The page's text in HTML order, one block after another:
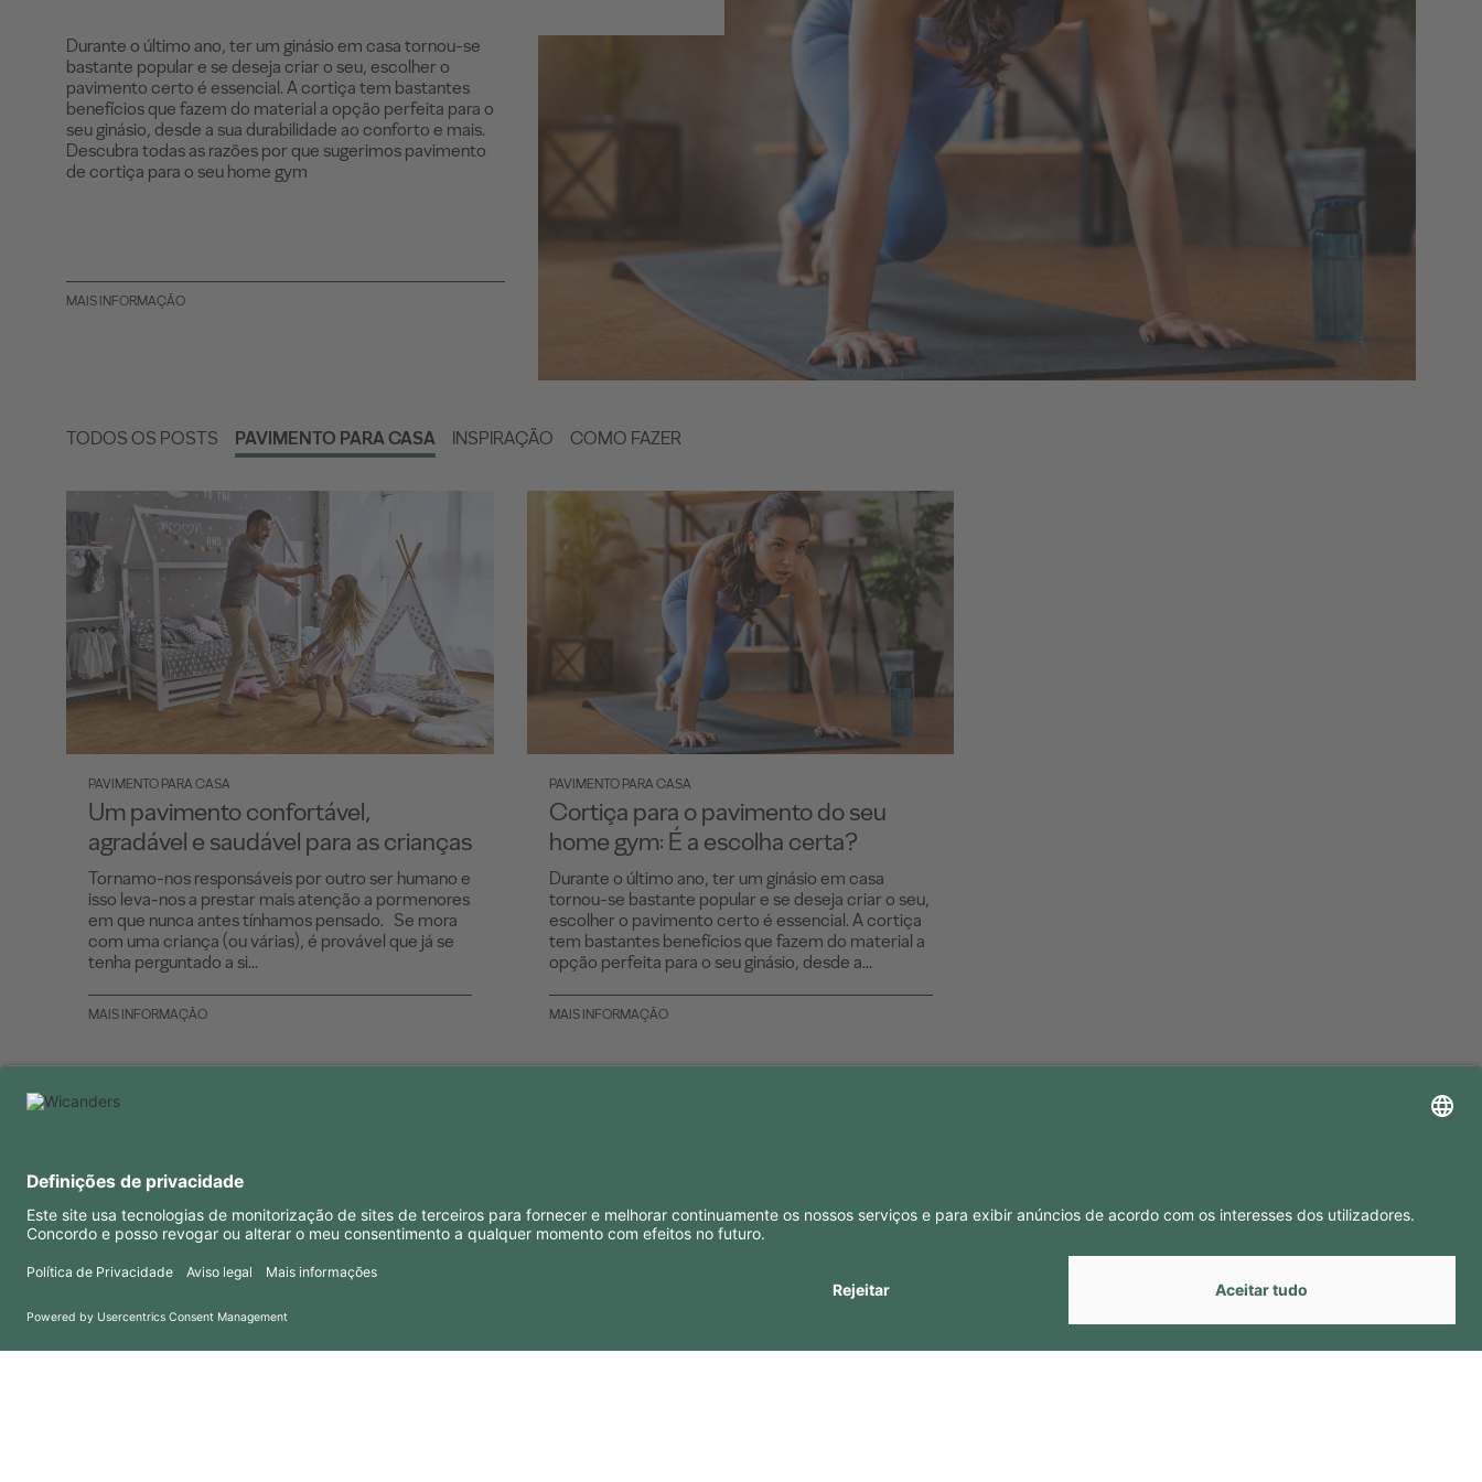
Durante o último ano, ter um ginásio em casa tornou-se
bastante popular e se deseja criar o seu, escolher o
pavimento certo é essencial. A cortiça tem bastantes
benefícios que fazem do material a opção perfeita para o
seu ginásio, desde a sua durabilidade ao conforto e mais.
Descubra todas as razões por que sugerimos pavimento
de cortiça para o seu home gym
MAIS INFORMAÇÃO
TODOS OS POSTS PAVIMENTO PARA CASA INSPIRAÇÃO COMO FAZER
PAVIMENTO PARA CASA
Um pavimento confortável,
agradável e saudável para as crianças
Tornamo-nos responsáveis por outro ser humano e
isso leva-nos a prestar mais atenção a pormenores
em que nunca antes tínhamos pensado. Se mora
com uma criança (ou várias), é provável que já se
tenha perguntado a si...
MAIS INFORMAÇÃO
PAVIMENTO PARA CASA
Cortiça para o pavimento do seu
home gym: É a escolha certa?
Durante o último ano, ter um ginásio em casa
tornou-se bastante popular e se deseja criar o seu,
escolher o pavimento certo é essencial. A cortiça
tem bastantes benefícios que fazem do material a
opção perfeita para o seu ginásio, desde a...
MAIS INFORMAÇÃO
Perguntas frequentes
Termos e condições
Política de privacidade
Downloads
Copyright 2026 © Amorim Cork Solutions. All rights reserved.